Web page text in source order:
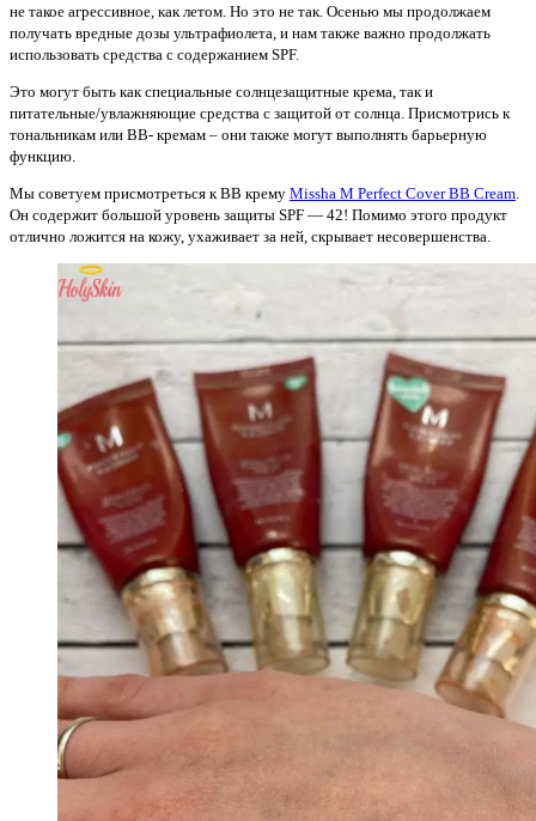
не такое агрессивное, как летом. Но это не так. Осенью мы продолжаем
получать вредные дозы ультрафиолета, и нам также важно продолжать
использовать средства с содержанием SPF.
Это могут быть как специальные солнцезащитные крема, так и
питательные/увлажняющие средства с защитой от солнца. Присмотрись к
тональникам или ВВ- кремам – они также могут выполнять барьерную
функцию.
Мы советуем присмотреться к ВВ крему Missha M Perfect Cover BB Cream
Он содержит большой уровень защиты SPF — 42! Помимо этого продукт
отлично ложится на кожу, ухаживает за ней, скрывает несовершенства.